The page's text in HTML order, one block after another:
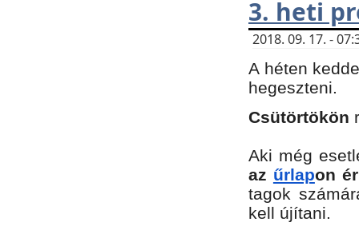
3. heti
2018. 09. 17. -
A héten
hegeszteni.
Csütörtökön
Aki még
az űrlapon
tagok
kell újítani.